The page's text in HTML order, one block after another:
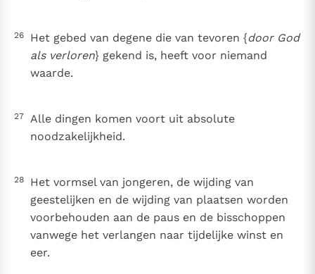
26 Het gebed van degene die van tevoren {door God
als verloren} gekend is, heeft voor niemand
waarde.
27
Alle dingen komen voort uit absolute
noodzakelijkheid.
28
Het vormsel van jongeren, de wijding van
geestelijken en de wijding van plaatsen worden
voorbehouden aan de paus en de bisschoppen
vanwege het verlangen naar tijdelijke winst en
eer.